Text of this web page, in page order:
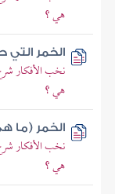
هي ؟
الخمر التي
نخب الأفكار
هي ؟
الخمر (ما
نخب الأفكار
هي ؟